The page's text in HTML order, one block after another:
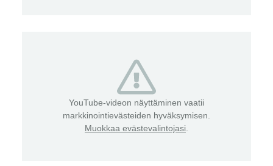
YouTube-videon näyttäminen vaatii
markkinointievästeiden hyväksymisen.
Muokkaa evästevalintojasi.